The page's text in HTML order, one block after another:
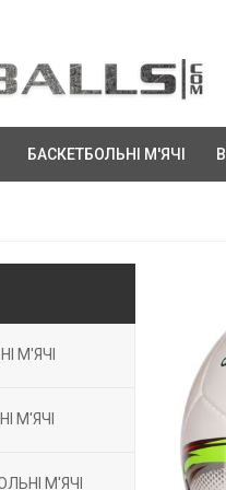
БАСКЕТБОЛЬНІ М'ЯЧІ
М'ЯЧІ
М'ЯЧІ
М'ЯЧІ